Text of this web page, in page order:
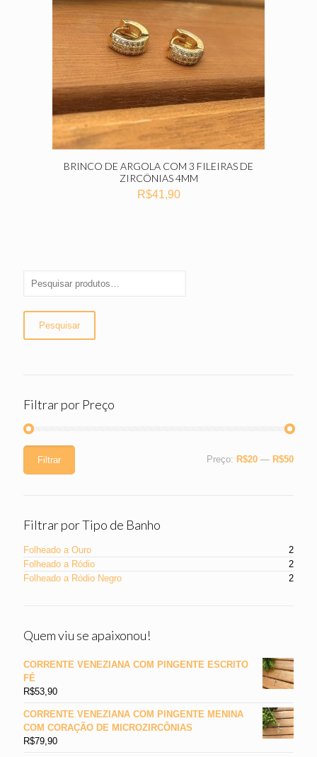
BRINCO DE ARGOLA COM 3 FILEIRAS DE
ZIRCÔNIAS 4MM
R$41,90
Pesquisar
Filtrar por Preço
Filtrar Preço: R$20 — R$50
Filtrar por Tipo de Banho
Folheado a Ouro
2
Folheado a Ródio
2
Folheado a Ródio Negro
2
Quem viu se apaixonou!
CORRENTE VENEZIANA COM PINGENTE ESCRITO
FÉ
R$53,90
CORRENTE VENEZIANA COM PINGENTE MENINA
COM CORAÇÃO DE MICROZIRCÔNIAS
R$79,90